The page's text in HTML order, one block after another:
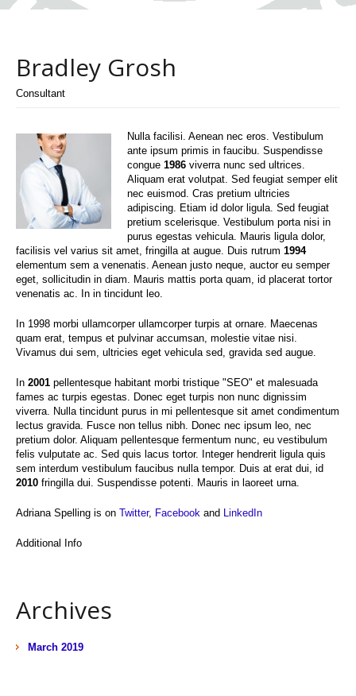
Bradley Grosh
Consultant
Nulla facilisi. Aenean nec eros. Vestibulum
ante ipsum primis in faucibu. Suspendisse
congue 1986 viverra nunc sed ultrices.
Aliquam erat volutpat. Sed feugiat semper elit
nec euismod. Cras pretium ultricies
adipiscing. Etiam id dolor ligula. Sed feugiat
pretium scelerisque. Vestibulum porta nisi in
purus egestas vehicula. Mauris ligula dolor,
facilisis vel varius sit amet, fringilla at augue. Duis rutrum 1994
elementum sem a venenatis. Aenean justo neque, auctor eu semper
eget, sollicitudin in diam. Mauris mattis porta quam, id placerat tortor
venenatis ac. In in tincidunt leo.
In 1998 morbi ullamcorper ullamcorper turpis at ornare. Maecenas
quam erat, tempus et pulvinar accumsan, molestie vitae nisi.
Vivamus dui sem, ultricies eget vehicula sed, gravida sed augue.
In 2001 pellentesque habitant morbi tristique "SEO" et malesuada
fames ac turpis egestas. Donec eget turpis non nunc dignissim
viverra. Nulla tincidunt purus in mi pellentesque sit amet condimentum
lectus gravida. Fusce non tellus nibh. Donec nec ipsum leo, nec
pretium dolor. Aliquam pellentesque fermentum nunc, eu vestibulum
felis vulputate ac. Sed quis lacus tortor. Integer hendrerit ligula quis
sem interdum vestibulum faucibus nulla tempor. Duis at erat dui, id
2010 fringilla dui. Suspendisse potenti. Mauris in laoreet urna.
Adriana Spelling is on Twitter, Facebook and LinkedIn
Additional Info
Archives
March 2019